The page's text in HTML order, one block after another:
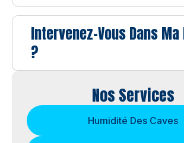
Intervenez-Vous Dans Ma
?
Nos Services
Humidité Des Caves